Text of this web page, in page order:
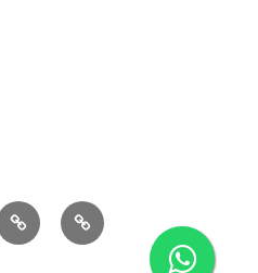
Soluções
financeiras
Tecnologia